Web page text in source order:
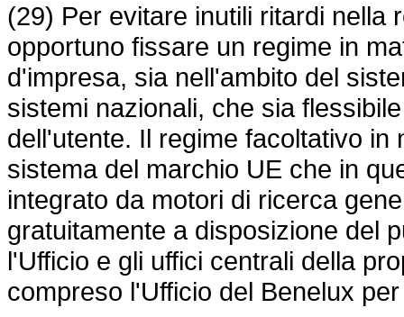
(29) Per evitare inutili ritardi nella
opportuno fissare un regime in
d'impresa, sia nell'ambito del
sistemi nazionali, che sia
dell'utente. Il regime facoltativo
sistema del marchio UE che in
integrato da motori di ricerca
gratuitamente a disposizione del
l'Ufficio e gli uffici centrali della
compreso l'Ufficio del Benelux